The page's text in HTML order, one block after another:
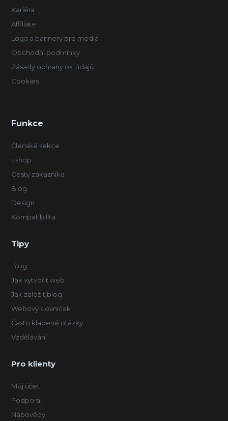
Kariéra
Affiliate
Loga a bannery pro média
Obchodní podmínky
Zásady ochrany os. údajů
Cookies
Funkce
Členské sekce
Eshop
Cesty zákazníka
Blog
Design
Kompatibilita
Tipy
Blog
Jak vytvořit web
Jak založit blog
Webový slovníček
Často kladené otázky
Vzdělávání
Pro klienty
Můj účet
Podpora
Nápovědy